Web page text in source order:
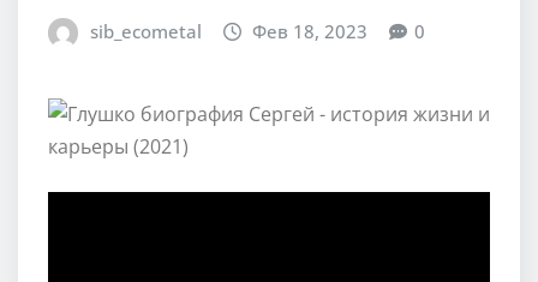
sib_ecometal Фев 18, 2023 0